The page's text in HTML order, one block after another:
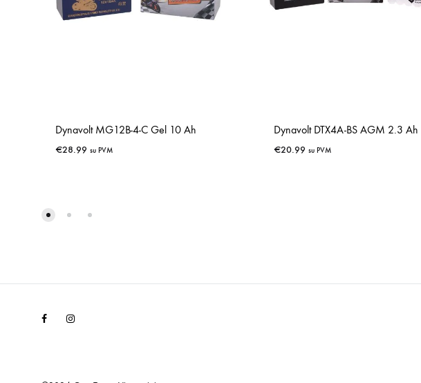
Dynavolt MG12B-4-C Gel 10 Ah
€28.99 su PVM
Dynavolt DTX4A-BS AGM 2.3 Ah
€20.99 su PVM
FacebookInstagram